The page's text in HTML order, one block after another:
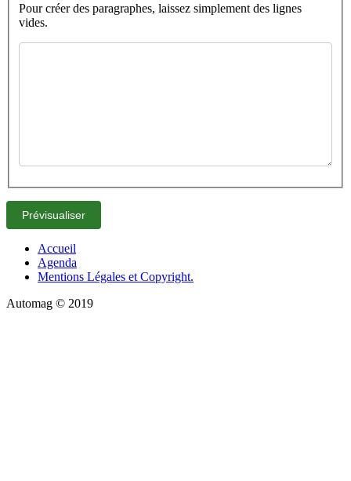
Pour créer des paragraphes, laissez simplement des lignes
vides.
Accueil
Agenda
Mentions Légales et Copyright.
Automag © 2019